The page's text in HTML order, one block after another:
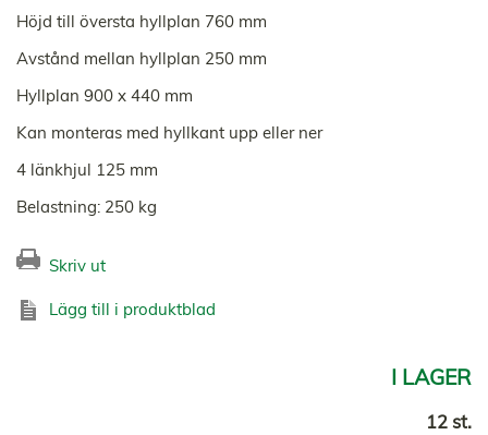
Höjd till översta hyllplan 760 mm
Avstånd mellan hyllplan 250 mm
Hyllplan 900 x 440 mm
Kan monteras med hyllkant upp eller ner
4 länkhjul 125 mm
Belastning: 250 kg
Skriv ut
Lägg till i produktblad
I LAGER
12 st.